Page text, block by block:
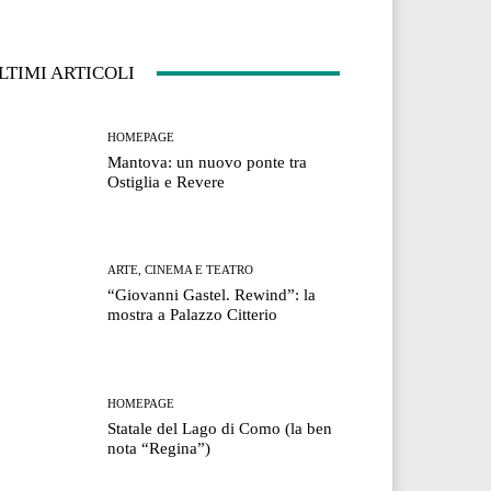
ARTICOLI
HOMEPAGE
Mantova: un nuovo ponte tra
Ostiglia e Revere
ARTE, CINEMA E TEATRO
“Giovanni Gastel. Rewind”: la
mostra a Palazzo Citterio
HOMEPAGE
Statale del Lago di Como (la ben
nota “Regina”)